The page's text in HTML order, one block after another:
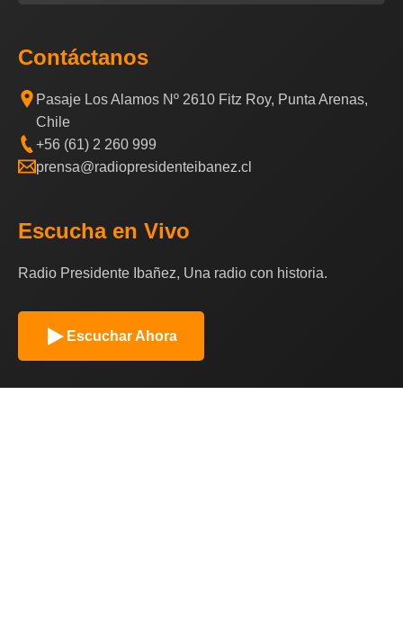
Contáctanos
Pasaje Los Alamos Nº 2610 Fitz Roy, Punta Arenas,
Chile
+56 (61) 2 260 999
prensa@radiopresidenteibanez.cl
Escucha en Vivo
Radio Presidente Ibañez, Una radio con historia.
Escuchar Ahora